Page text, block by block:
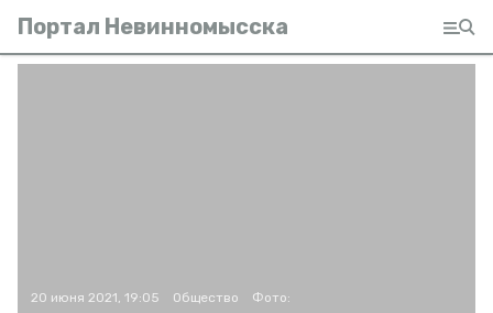
Портал Невинномысска
20 июня 2021, 19:05 Общество Фото: